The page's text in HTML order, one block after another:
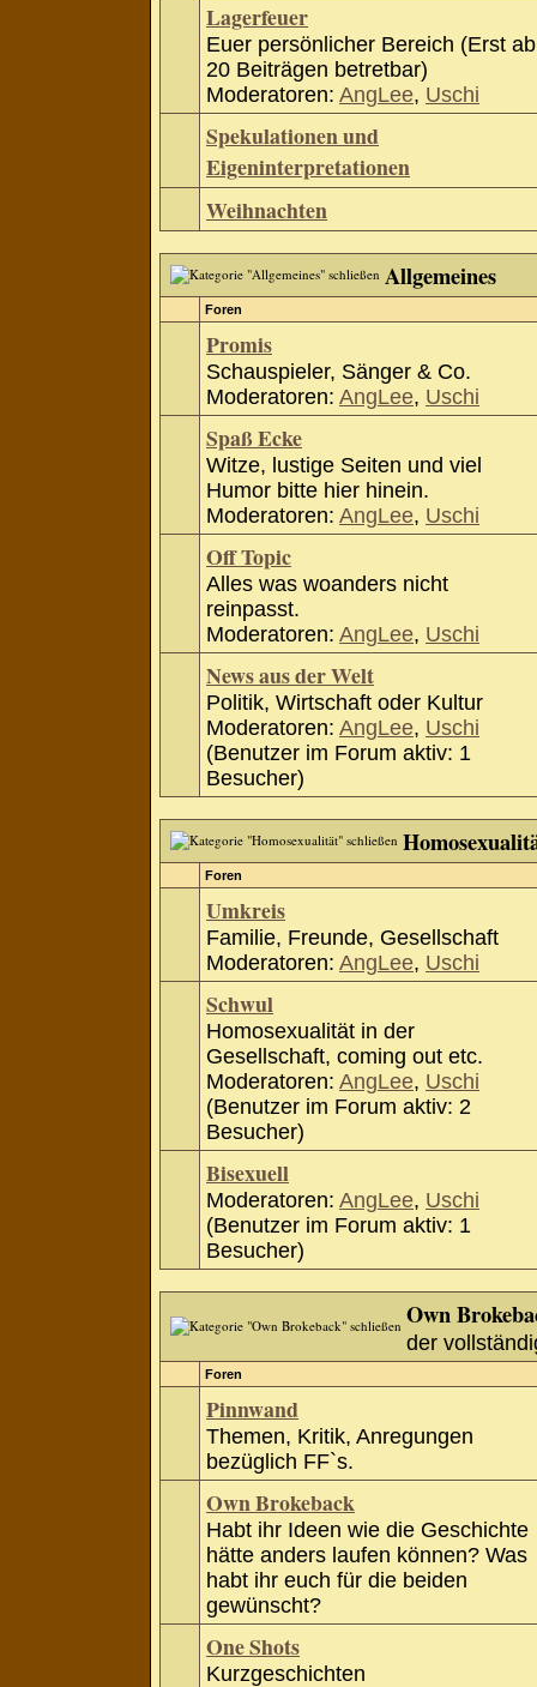
Lagerfeuer
Euer persönlicher Bereich (Erst ab
20 Beiträgen betretbar)
Moderatoren: AngLee, Uschi
Spekulationen und
Eigeninterpretationen
Weihnachten
Allgemeines
Foren
Promis
Schauspieler, Sänger & Co.
Moderatoren: AngLee, Uschi
Spaß Ecke
Witze, lustige Seiten und viel
Humor bitte hier hinein.
Moderatoren: AngLee, Uschi
Off Topic
Alles was woanders nicht
reinpasst.
Moderatoren: AngLee, Uschi
News aus der Welt
Politik, Wirtschaft oder Kultur
Moderatoren: AngLee, Uschi
(Benutzer im Forum aktiv: 1
Besucher)
Foren
Umkreis
Familie, Freunde, Gesellschaft
Moderatoren: AngLee, Uschi
Schwul
Homosexualität in der
Gesellschaft, coming out etc.
Moderatoren: AngLee, Uschi
(Benutzer im Forum aktiv: 2
Besucher)
Bisexuell
Moderatoren: AngLee, Uschi
(Benutzer im Forum aktiv: 1
Besucher)
Own
der
Foren
Pinnwand
Themen, Kritik, Anregungen
bezüglich FF`s.
Own Brokeback
Habt ihr Ideen wie die Geschichte
hätte anders laufen können? Was
habt ihr euch für die beiden
gewünscht?
One Shots
Kurzgeschichten